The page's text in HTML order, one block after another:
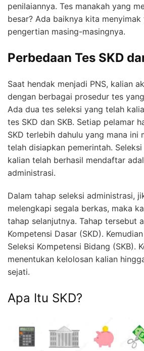
penilaiannya. Tes manakah yang
besar? Ada baiknya kita menyimak
pengertian masing-masingnya.
Perbedaan Tes SKD
Saat hendak menjadi PNS, kalian
dengan berbagai prosedur tes
Ada dua tes seleksi yang telah
tes SKD dan SKB. Setiap pelamar
SKD terlebih dahulu yang mana ini
telah disiapkan pemerintah.
kalian telah berhasil mendaftar
administrasi.
Dalam tahap seleksi administrasi,
melengkapi segala berkas, maka
tahap selanjutnya. Tahap tersebut
Kompetensi Dasar (SKD).
Seleksi Kompetensi Bidang (SKB).
menentukan kelolosan kalian
sejati.
Apa Itu SKD?